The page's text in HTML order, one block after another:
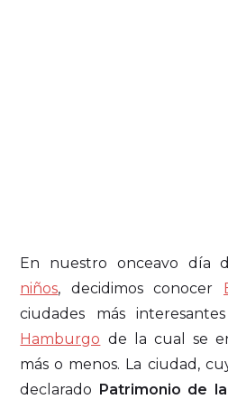
En nuestro onceavo día
niños, decidimos conocer
ciudades más
Hamburgo de la cual se
más o menos. La ciudad,
declarado Patrimonio de